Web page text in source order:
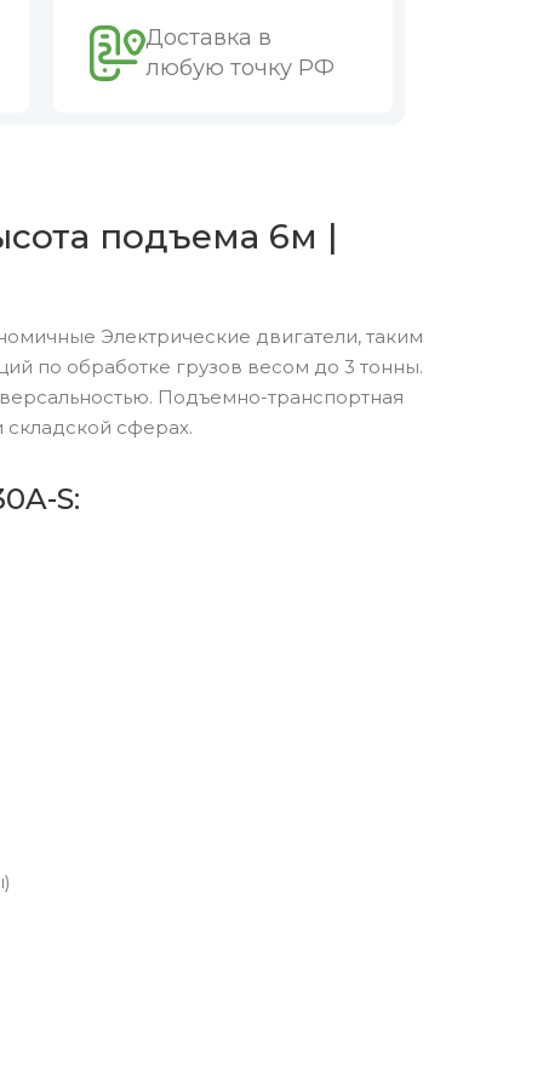
Доставка в
любую точку РФ
подъема 6м |
Электрические двигатели, таким
по обработке грузов весом до 3 тонны.
Подъемно-транспортная
сферах.
S: